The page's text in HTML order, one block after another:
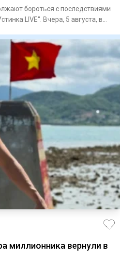
бороться с последствиями
LIVE". Вчера, 5 августа, в
миллионника вернули в